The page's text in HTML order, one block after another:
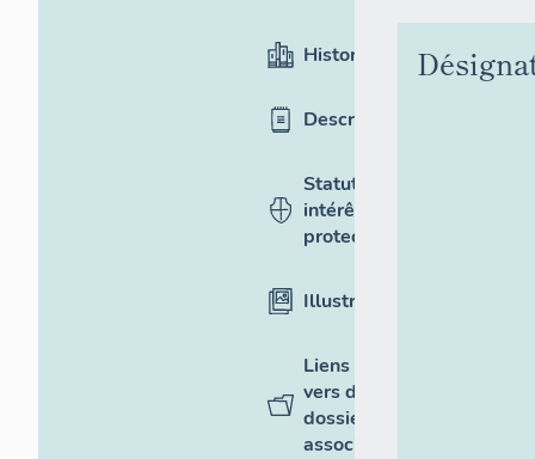
Historique
Description
Statut,
intérêt et
protection
Illustrations
Liens
vers des
dossiers
associés